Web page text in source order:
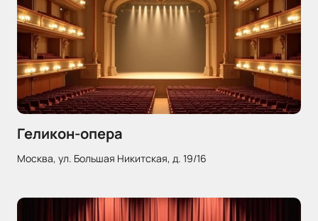
Геликон-опера
Москва, ул. Большая Никитская, д. 19/16